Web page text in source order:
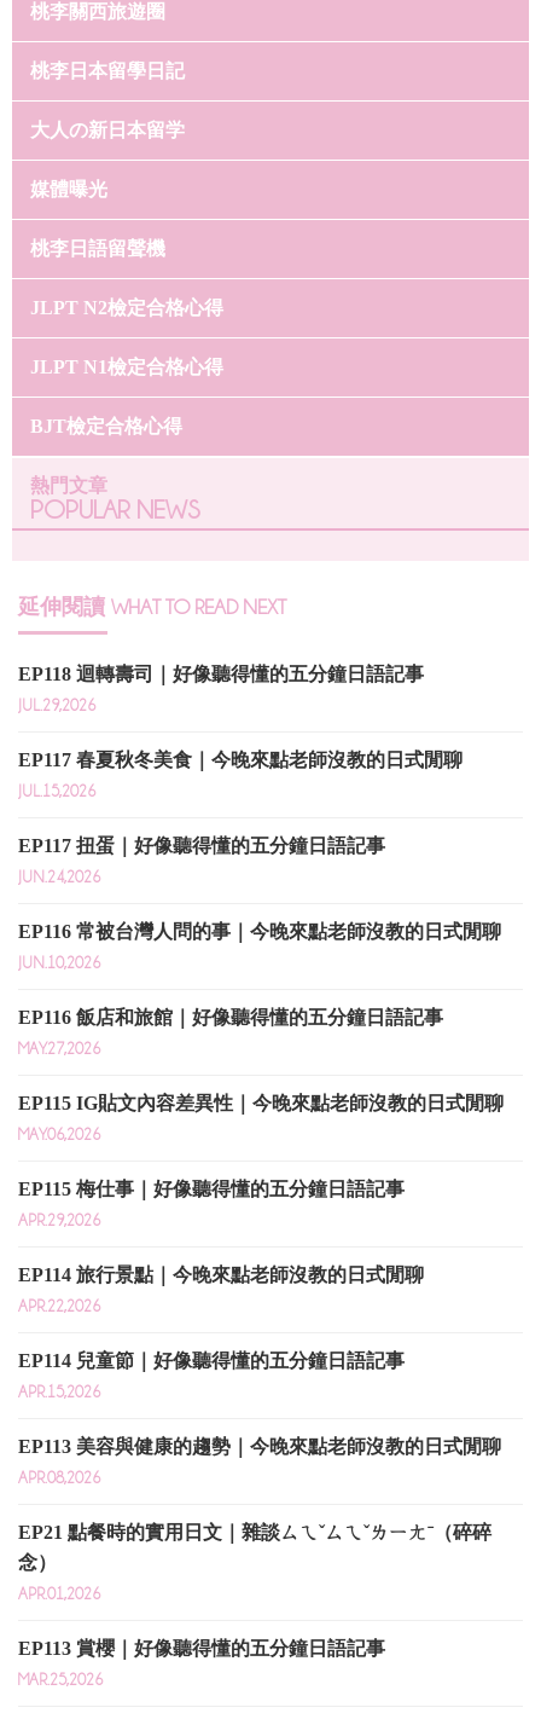
桃李關西旅遊圈
桃李日本留學日記
大人の新日本留学
媒體曝光
桃李日語留聲機
JLPT N2檢定合格心得
JLPT N1檢定合格心得
BJT檢定合格心得
熱門文章
POPULAR NEWS
延伸閱讀 WHAT TO READ NEXT
EP118 迴轉壽司｜好像聽得懂的五分鐘日語記事
JUL.29,2026
EP117 春夏秋冬美食｜今晚來點老師沒教的日式閒聊
JUL.15,2026
EP117 扭蛋｜好像聽得懂的五分鐘日語記事
JUN.24,2026
EP116 常被台灣人問的事｜今晚來點老師沒教的日式閒聊
JUN.10,2026
EP116 飯店和旅館｜好像聽得懂的五分鐘日語記事
MAY.27,2026
EP115 IG貼文內容差異性｜今晚來點老師沒教的日式閒聊
MAY.06,2026
EP115 梅仕事｜好像聽得懂的五分鐘日語記事
APR.29,2026
EP114 旅行景點｜今晚來點老師沒教的日式閒聊
APR.22,2026
EP114 兒童節｜好像聽得懂的五分鐘日語記事
APR.15,2026
EP113 美容與健康的趨勢｜今晚來點老師沒教的日式閒聊
APR.08,2026
EP21 點餐時的實用日文｜雜談ㄙㄟˇㄙㄟˇㄌㄧㄤˉ（碎碎
念）
APR.01,2026
EP113 賞櫻｜好像聽得懂的五分鐘日語記事
MAR.25,2026